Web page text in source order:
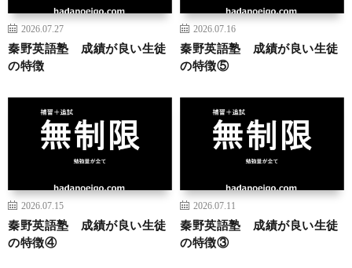
2026.07.27
秦野英語塾 成績が良い生徒
の特徴
2026.07.16
秦野英語塾 成績が良い生徒
の特徴⑤
2026.07.15
秦野英語塾 成績が良い生徒
の特徴④
2026.07.11
秦野英語塾 成績が良い生徒
の特徴③